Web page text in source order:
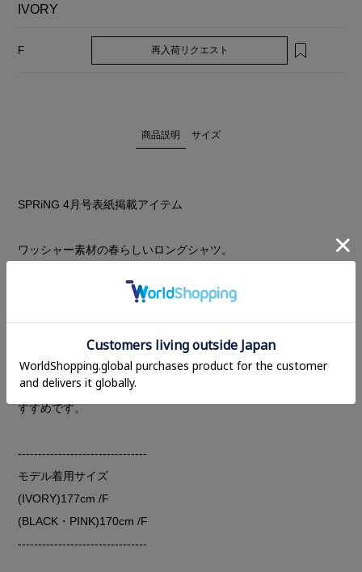
IVORY
F 再入荷リクエスト
商品説明 サイズ
SPRiNG 4月号表紙掲載アイテム
ワッシャー素材の春らしいロングシャツ。
1枚ではもちろん、長めの丈で落ち感があるのでサラっと羽織っ
ポリエステル素材でシワにもなりにくく、出先で脱いだときに
持ち歩くのにも安心。
同素材のパンツと合わせてセットアップで着用して頂くのもお
すすめです。
--------------------------------
モデル着用サイズ
(IVORY)177cm /F
(BLACK・PINK)170cm /F
--------------------------------